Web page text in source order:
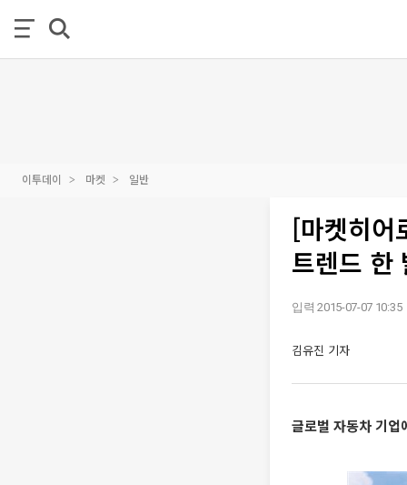
이투데이 마켓 일반
[마켓히어
트렌드 한
입력 2015-07-07 10:35
김유진 기자
글로벌 자동차 기